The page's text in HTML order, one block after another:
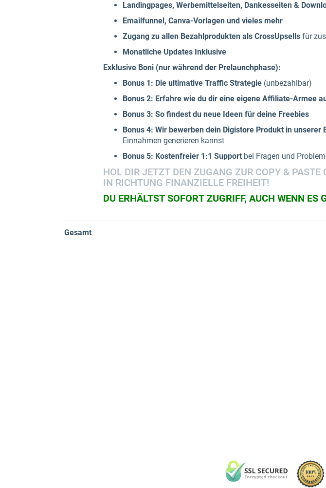
Landingpages, Werbemittelseiten, Dankesseiten &
Emailfunnel, Canva-Vorlagen und vieles mehr
Zugang zu allen Bezahlprodukten als CrossUpsells für
Monatliche Updates Inklusive
Exklusive Boni (nur während der Prelaunchphase):
Bonus 1: Die ultimative Traffic Strategie (unbezahlbar)
Bonus 2: Erfahre wie du dir eine eigene Affiliate-Armee
Bonus 3: So findest du neue Ideen für deine Freebies
Bonus 4: Wir bewerben dein Digistore Produkt in unserer
Einnahmen generieren kannst
Bonus 5: Kostenfreier 1:1 Support bei Fragen und
HOL DIR JETZT DEN ZUGANG ZUR COPY &
IN RICHTUNG FINANZIELLE FREIHEIT!
DU ERHÄLTST SOFORT ZUGRIFF, AUCH WENN ES
Gesamt